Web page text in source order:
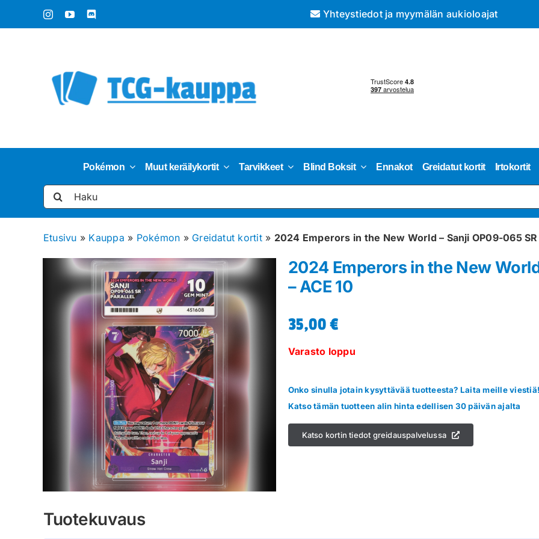
Yhteystiedot ja myymälän aukioloajat
Pokémon Muut keräilykortit Tarvikkeet Blind Boksit Ennakot Greidatut kortit Irtokortit
Etsi
...
Etusivu » Kauppa » Pokémon » Greidatut kortit» 2024 Emperors in the New World – Sanji OP09-065 SR
2024 Emperors in the New
– ACE 10
35,00€
Varasto loppu
Onko sinulla jotain kysyttävää tuotteesta? Laita meille
Katso tämän tuotteen alin hinta edellisen 30 päivän ajalta
Katso kortin tiedot greidauspalvelussa
Tuotekuvaus